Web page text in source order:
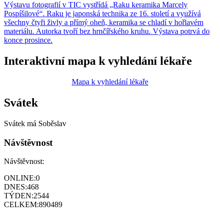
Výstavu fotografií v TIC vystřídá „Raku keramika Marcely
Pospíšilové“. Raku je japonská technika ze 16. století a využívá
všechny čtyři živly a přímý oheň, keramika se chladí v hořlavém
materiálu. Autorka tvoří bez hrnčířského kruhu. Výstava potrvá do
konce prosince.
Interaktivní mapa k vyhledání lékaře
Mapa k vyhledání lékaře
Svátek
Svátek má Soběslav
Návštěvnost
Návštěvnost:
ONLINE:0
DNES:468
TÝDEN:2544
CELKEM:890489